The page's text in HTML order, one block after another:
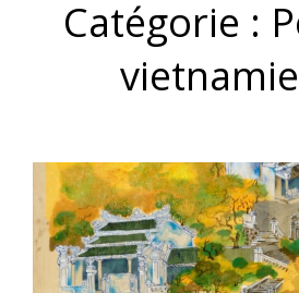
Catégorie :